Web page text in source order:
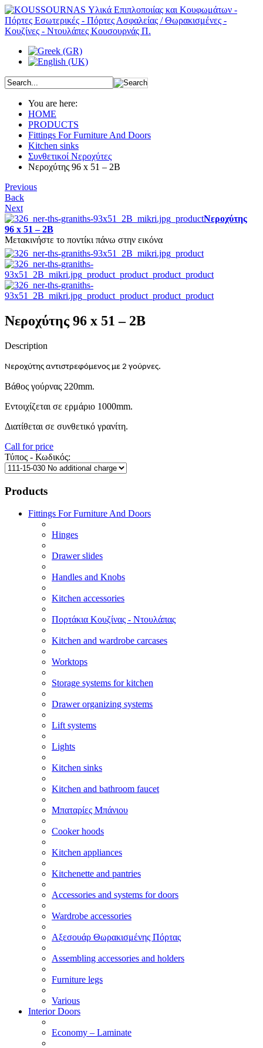
You are here:
HOME
PRODUCTS
Fittings For Furniture And Doors
Kitchen sinks
Συνθετικοί Νεροχύτες
Νεροχύτης 96 x 51 – 2B
Previous
Back
Next
Νεροχύτης
96 x 51 – 2B
Μετακινήστε το ποντίκι πάνω στην εικόνα
Νεροχύτης 96 x 51 – 2B
Description
Νεροχύτης αντιστρεφόμενος με 2 γούρνες.
Βάθος γούρνας 220mm.
Εντοιχίζεται σε ερμάριο 1000mm.
Διατίθεται σε συνθετικό γρανίτη.
Call for price
Τύπος - Κωδικός:
Products
Fittings For Furniture And Doors
Hinges
Drawer slides
Handles and Knobs
Kitchen accessories
Πορτάκια Κουζίνας - Ντουλάπας
Kitchen and wardrobe carcases
Worktops
Storage systems for kitchen
Drawer organizing systems
Lift systems
Lights
Kitchen sinks
Kitchen and bathroom faucet
Μπαταρίες Μπάνιου
Cooker hoods
Kitchen appliances
Kitchenette and pantries
Accessories and systems for doors
Wardrobe accessories
Αξεσουάρ Θωρακισμένης Πόρτας
Assembling accessories and holders
Furniture legs
Various
Interior Doors
Economy – Laminate